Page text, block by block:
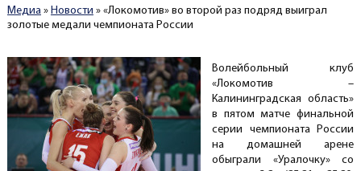
Вы здесь
Медиа» Новости » «Локомотив» во второй раз подряд выиграл
золотые медали чемпионата России
Волейбольный клуб
«Локомотив –
Калининградская область»
в пятом матче финальной
серии чемпионата России
на домашней арене
обыграли «Уралочку» со